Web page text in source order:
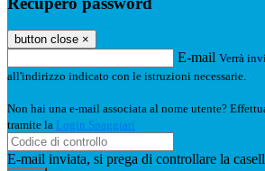
button close ×
E-mail Verrà
all'indirizzo indicato con le istruzioni necessarie.
Non hai una e-mail associata al nome utente?
tramite la Login Spaggiari
E-mail inviata, si prega di controllare la